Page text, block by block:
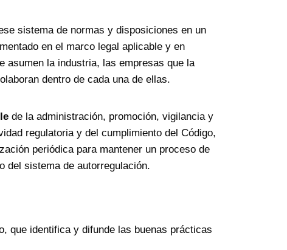
sistema de normas y disposiciones en un
en el marco legal aplicable y en
asumen la industria, las empresas que la
dentro de cada una de ellas.
de la administración, promoción, vigilancia y
regulatoria y del cumplimiento del Código,
periódica para mantener un proceso de
del sistema de autorregulación.
que identifica y difunde las buenas prácticas